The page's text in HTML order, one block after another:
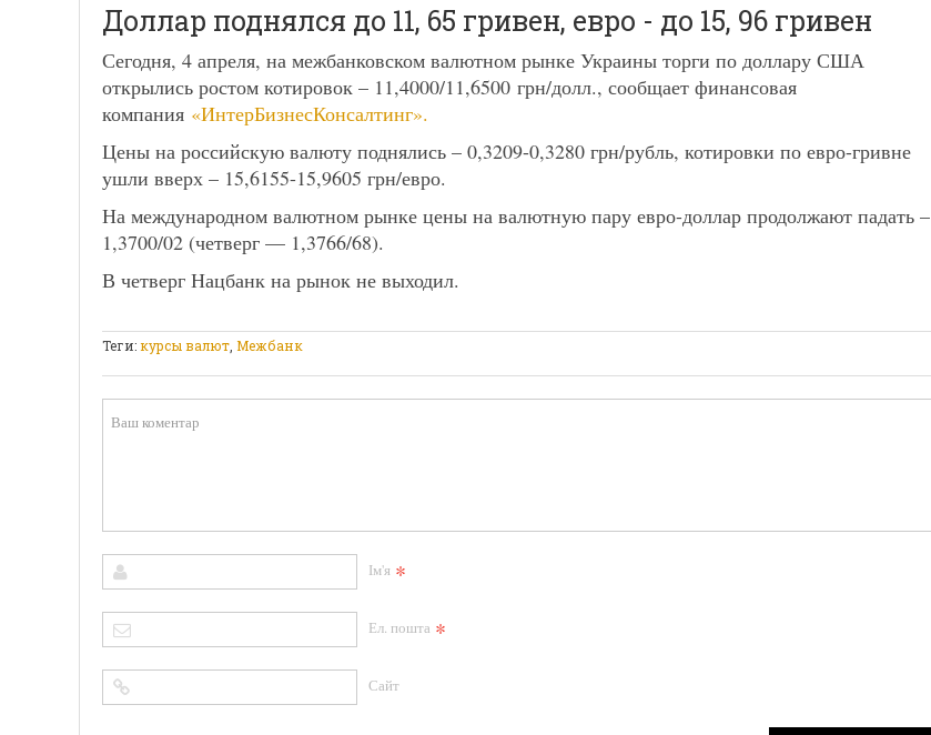
Доллар поднялся до 11, 65 гривен, евро - до 15, 96 гривен
Сегодня, 4 апреля, на межбанковском валютном рынке Украины торги по доллару США
открылись ростом котировок – 11,4000/11,6500 грн/долл., сообщает финансовая
компания «ИнтерБизнесКонсалтинг».
Цены на российскую валюту поднялись – 0,3209-0,3280 грн/рубль, котировки по евро-гривне
ушли вверх – 15,6155-15,9605 грн/евро.
На международном валютном рынке цены на валютную пару евро-доллар продолжают падать –
1,3700/02 (четверг — 1,3766/68).
В четверг Нацбанк на рынок не выходил.
Теги:курсы валют Межбанк
Ім'я *
Ел. пошта *
Сайт